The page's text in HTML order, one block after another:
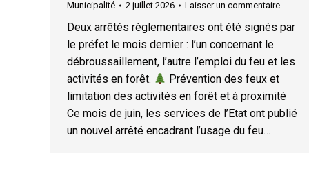
Municipalité 2 juillet 2026 Laisser un commentaire
Deux arrêtés règlementaires ont été signés par
le préfet le mois dernier : l’un concernant le
débroussaillement, l’autre l’emploi du feu et les
activités en forêt.
Prévention des feux et
limitation des activités en forêt et à proximité
Ce mois de juin, les services de l’Etat ont publié
un nouvel arrêté encadrant l’usage du feu…